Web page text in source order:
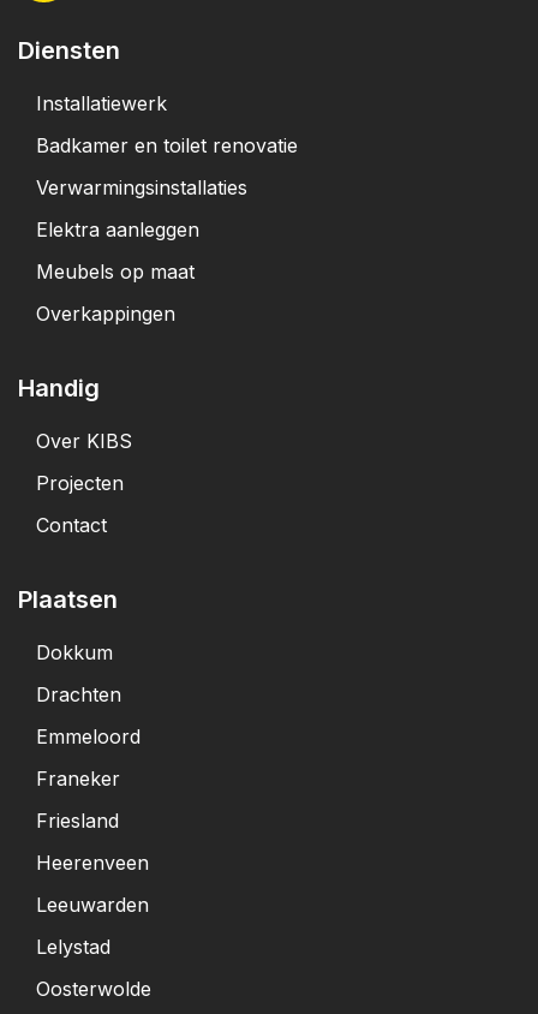
Diensten
Installatiewerk
Badkamer en toilet renovatie
Verwarmingsinstallaties
Elektra aanleggen
Meubels op maat
Overkappingen
Handig
Over KIBS
Projecten
Contact
Plaatsen
Dokkum
Drachten
Emmeloord
Franeker
Friesland
Heerenveen
Leeuwarden
Lelystad
Oosterwolde